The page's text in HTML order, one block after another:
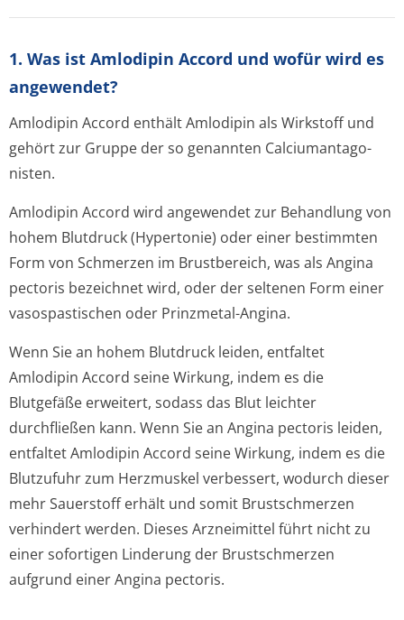
1. Was ist Amlodipin Accord und wofür wird es
angewendet?
Amlodipin Accord enthält Amlodipin als Wirkstoff und
gehört zur Gruppe der so genannten Calciumantago­
nisten.
Amlodipin Accord wird angewendet zur Behandlung von
hohem Blutdruck (Hypertonie) oder einer bestimmten
Form von Schmerzen im Brustbereich, was als Angina
pectoris bezeichnet wird, oder der seltenen Form einer
vasospastischen oder Prinzmetal-Angina.
Wenn Sie an hohem Blutdruck leiden, entfaltet
Amlodipin Accord seine Wirkung, indem es die
Blutgefäße erweitert, sodass das Blut leichter
durchfließen kann. Wenn Sie an Angina pectoris leiden,
entfaltet Amlodipin Accord seine Wirkung, indem es die
Blutzufuhr zum Herzmuskel verbessert, wodurch dieser
mehr Sauerstoff erhält und somit Brustschmerzen
verhindert werden. Dieses Arzneimittel führt nicht zu
einer sofortigen Linderung der Brustschmerzen
aufgrund einer Angina pectoris.